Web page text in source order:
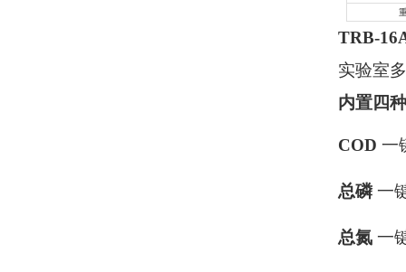
TRB-
实验室
内置四
COD 一
总磷一
总氮 一